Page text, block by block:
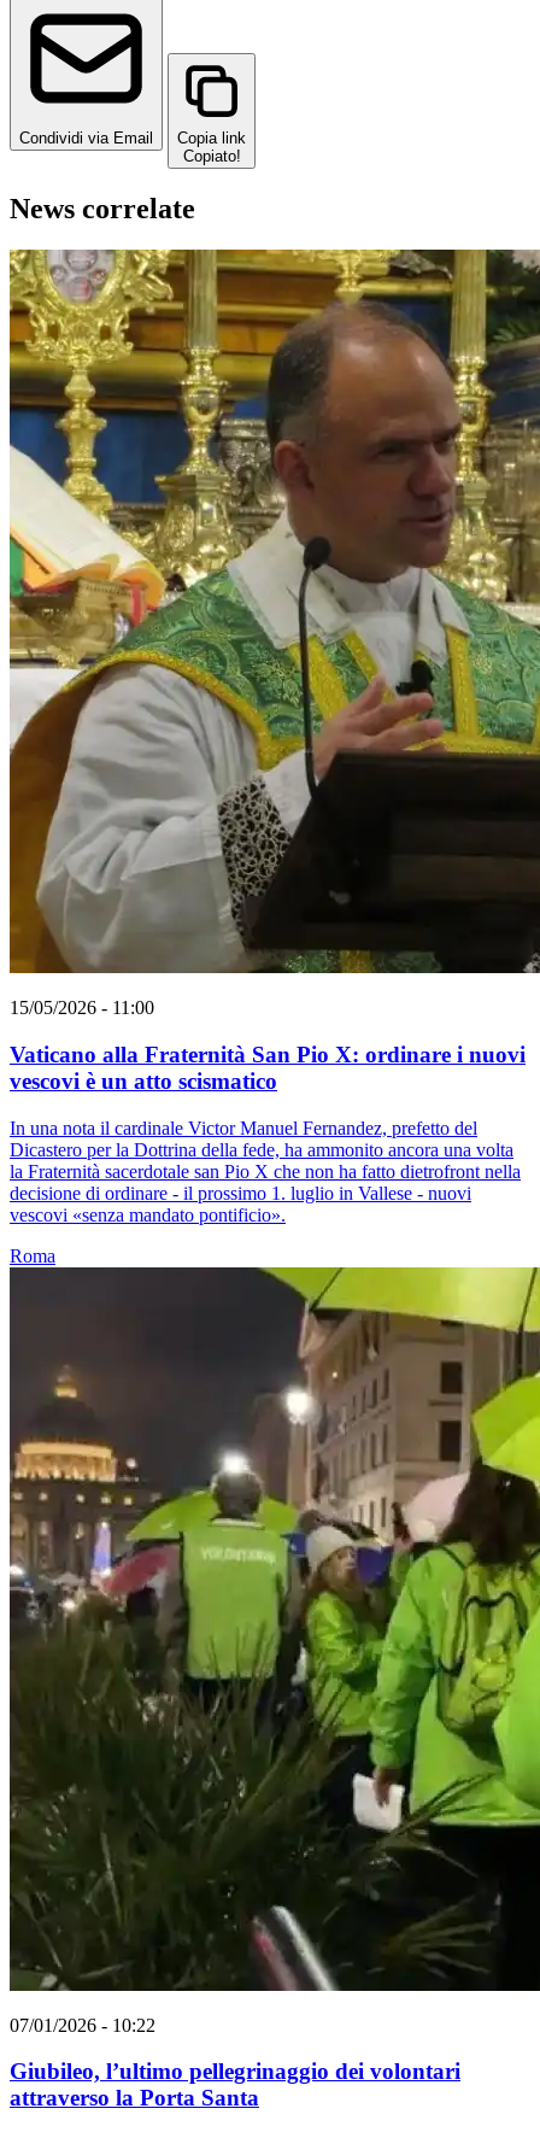
Condividi via Email
Copia link
Copiato!
News correlate
15/05/2026 - 11:00
Vaticano alla Fraternità San Pio X: ordinare i nuovi
vescovi è un atto scismatico
In una nota il cardinale Victor Manuel Fernandez, prefetto del
Dicastero per la Dottrina della fede, ha ammonito ancora una volta
la Fraternità sacerdotale san Pio X che non ha fatto dietrofront nella
decisione di ordinare - il prossimo 1. luglio in Vallese - nuovi
vescovi «senza mandato pontificio».
Roma
07/01/2026 - 10:22
Giubileo, l’ultimo pellegrinaggio dei volontari
attraverso la Porta Santa